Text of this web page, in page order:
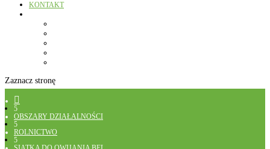
KONTAKT
Zaznacz stronę

5
OBSZARY DZIAŁALNOŚCI
5
ROLNICTWO
5